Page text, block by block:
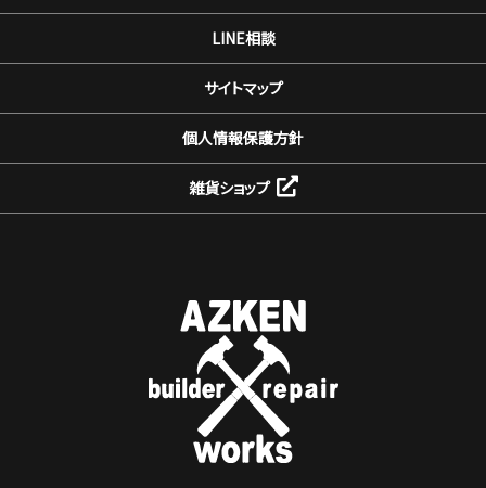
LINE相談
サイトマップ
個人情報保護方針
雑貨ショップ